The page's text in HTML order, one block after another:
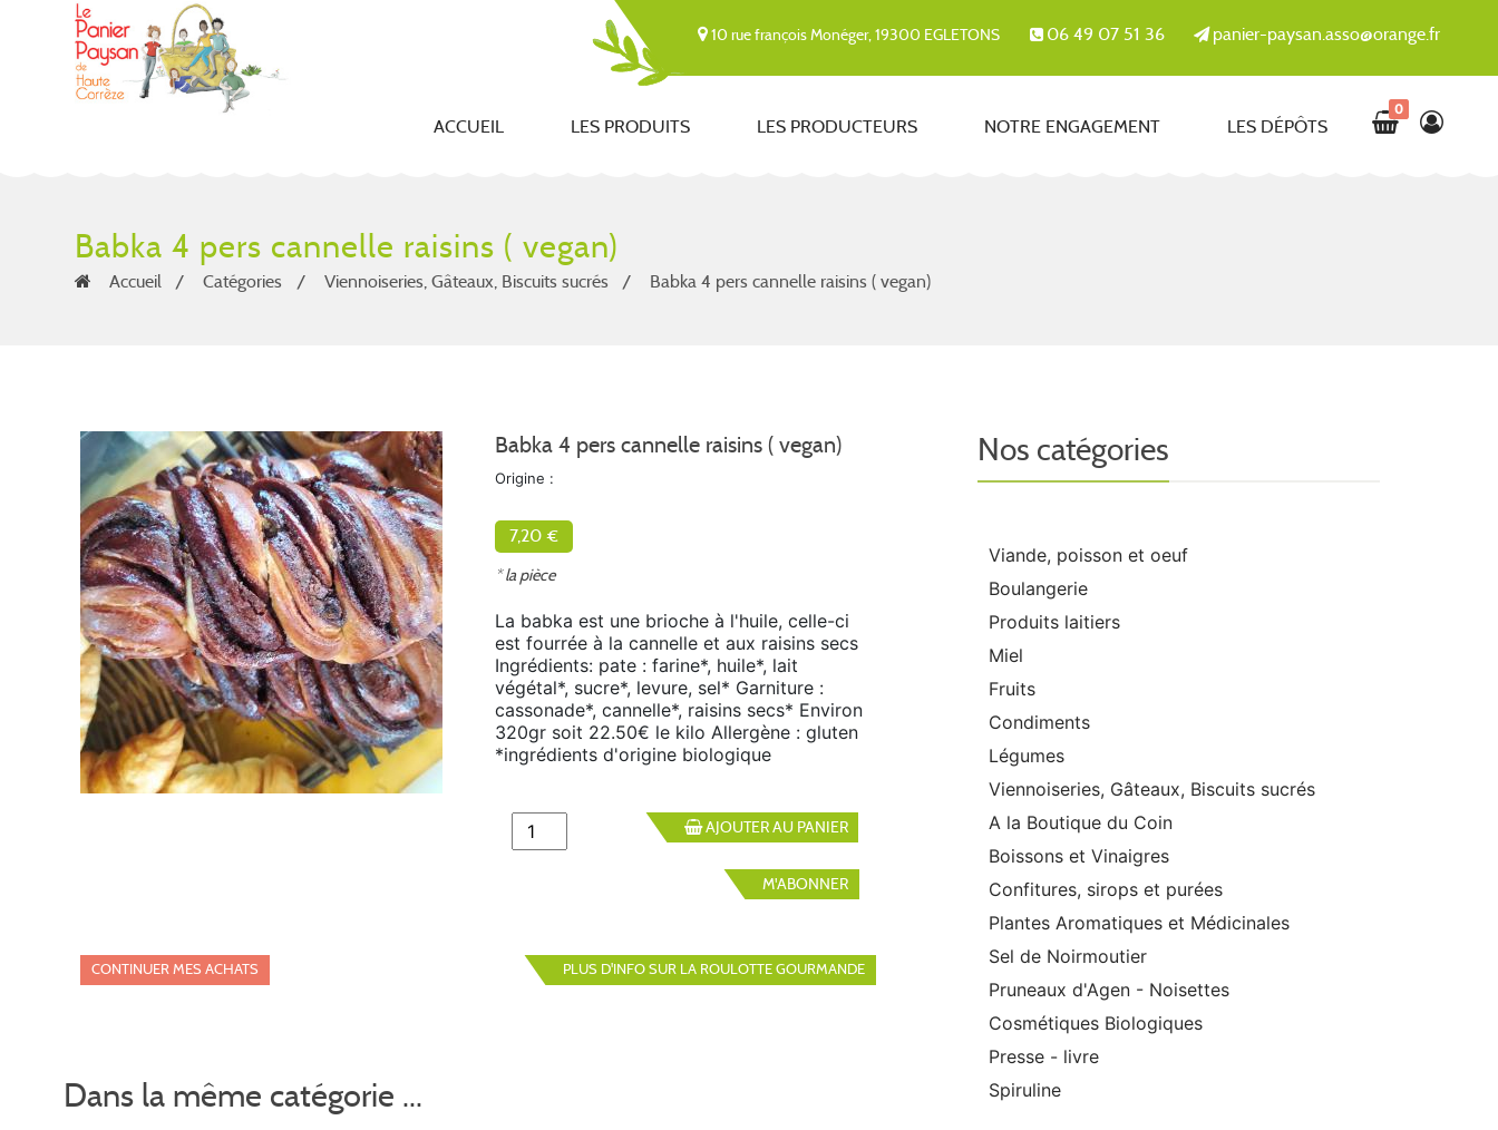
10 rue françois Monéger, 19300 EGLETONS 06 49 07 51 36 panier-paysan.asso@orange.fr
ACCUEIL LES PRODUITS LES PRODUCTEURS NOTRE ENGAGEMENT LES DÉPÔTS
0
Babka 4 pers cannelle raisins ( vegan)
Accueil Catégories Viennoiseries, Gâteaux, Biscuits sucrés Babka 4 pers cannelle raisins ( vegan)
Babka 4 pers cannelle raisins ( vegan)
Origine :
7,20 €
* la pièce
La babka est une brioche à l'huile, celle-ci
est fourrée à la cannelle et aux raisins secs
Ingrédients: pate : farine*, huile*, lait
végétal*, sucre*, levure, sel* Garniture :
cassonade*, cannelle*, raisins secs* Environ
320gr soit 22.50€ le kilo Allergène : gluten
*ingrédients d'origine biologique
AJOUTER AU PANIER
M'ABONNER
CONTINUER MES ACHATS PLUS D'INFO SUR LA ROULOTTE GOURMANDE
Dans la même catégorie ...
Nos catégories
Viande, poisson et oeuf
Boulangerie
Produits laitiers
Miel
Fruits
Condiments
Légumes
Viennoiseries, Gâteaux, Biscuits sucrés
A la Boutique du Coin
Boissons et Vinaigres
Confitures, sirops et purées
Plantes Aromatiques et Médicinales
Sel de Noirmoutier
Pruneaux d'Agen - Noisettes
Cosmétiques Biologiques
Presse - livre
Spiruline